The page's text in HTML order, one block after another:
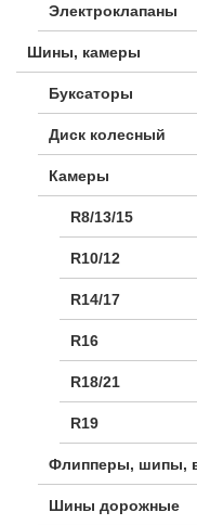
Электроклапаны
Шины, камеры
Буксаторы
Диск колесный
Камеры
R8/13/15
R10/12
R14/17
R16
R18/21
R19
Флипперы, шипы,
Шины дорожные